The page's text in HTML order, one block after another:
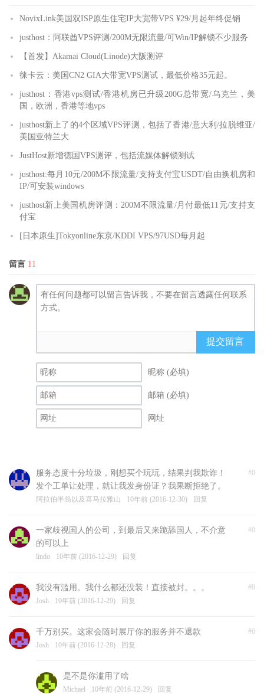
NovixLink美国双ISP原生住宅IP大宽带VPS ¥29/月起年终促销
justhost：阿联酋VPS评测/200M无限流量/可Win/IP解锁不少服务
【首发】Akamai Cloud(Linode)大阪测评
徕卡云：美国CN2 GIA大带宽VPS测试，最低价格35元起。
justhost：香港vps测试/香港机房已升级200G总带宽/乌克兰，美
国，欧洲，香港等地vps
justhost新上了的4个区域VPS评测，包括了香港/意大利/拉脱维亚/
美国亚特兰大
JustHost新增德国VPS测评，包括流媒体解锁测试
justhost:每月10元/200M不限流量/支持支付宝USDT/自由换机房和
IP/可安装windows
justhost新上美国机房评测：200M不限流量/月付最低11元/支持支
付宝
[日本原生]Tokyonline东京/KDDI VPS/97USD每月起
留言 11
提交留言
昵称 (必填)
邮箱 (必填)
网址
#0
服务态度十分垃圾，刚想买个玩玩，结果判我欺诈！
发个工单让处理，就让我发身份证？我果断拒绝了。
阿拉伯半岛以及喜马拉雅山 10年前 (2016-12-30) 回复
#0
一家歧视国人的公司，到最后又来跪舔国人，不介意
的可以上
lindo 10年前 (2016-12-29) 回复
#0
我没有滥用。我什么都还没装！直接被封。。。
Josh 10年前 (2016-12-29) 回复
#0
千万别买。这家会随时展厅你的服务并不退款
Josh 10年前 (2016-12-28) 回复
是不是你滥用了啥
Michael 10年前 (2016-12-29) 回复